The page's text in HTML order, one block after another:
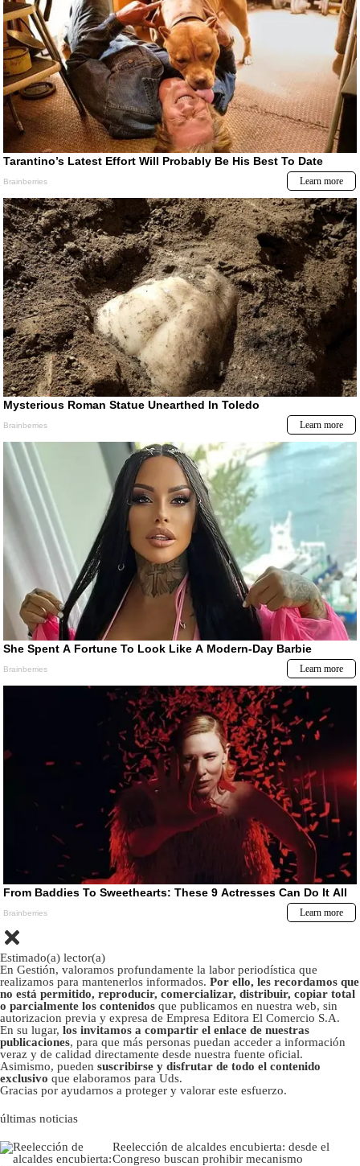
Estimado(a) lector(a)
En Gestión, valoramos profundamente la labor periodística que
realizamos para mantenerlos informados. Por ello, les recordamos que
no está permitido, reproducir, comercializar, distribuir, copiar total
o parcialmente los contenidos que publicamos en nuestra web, sin
autorizacion previa y expresa de Empresa Editora El Comercio S.A.
En su lugar, los invitamos a compartir el enlace de nuestras
publicaciones, para que más personas puedan acceder a información
veraz y de calidad directamente desde nuestra fuente oficial.
Asimismo, pueden suscribirse y disfrutar de todo el contenido
exclusivo que elaboramos para Uds.
Gracias por ayudarnos a proteger y valorar este esfuerzo.
últimas noticias
Reelección de alcaldes encubierta: desde el
Congreso buscan prohibir mecanismo